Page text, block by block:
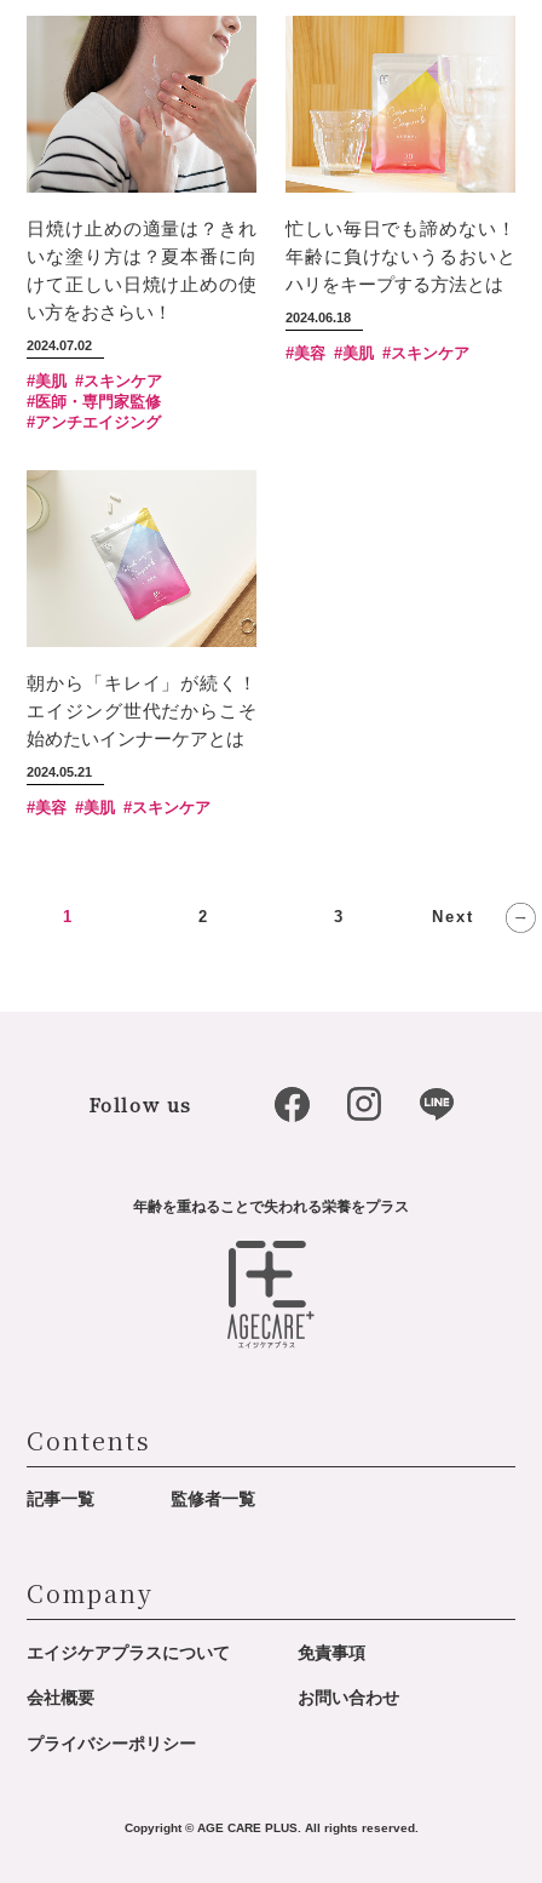
日焼け止めの適量は？きれ
いな塗り方は？夏本番に向
けて正しい日焼け止めの使
い方をおさらい！
2024.07.02
#美肌 #スキンケア
#医師・専門家監修
#アンチエイジング
忙しい毎日でも諦めない！
年齢に負けないうるおいと
ハリをキープする方法とは
2024.06.18
#美容 #美肌 #スキンケア
朝から「キレイ」が続く！
エイジング世代だからこそ
始めたいインナーケアとは
2024.05.21
#美容 #美肌 #スキンケア
1 2 3 Next
年齢を重ねることで失われる栄養をプラス
Follow us
Contents
記事一覧 監修者一覧
Company
エイジケアプラスについて
会社概要
プライバシーポリシー
免責事項
お問い合わせ
Copyright © AGE CARE PLUS. All rights reserved.